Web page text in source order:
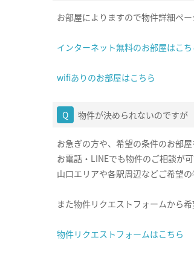
お部屋によりますので物件詳細ペー
インターネット無料のお部屋はこち
wifiありのお部屋はこちら
物件が決められないのですが
お急ぎの方や、希望の条件のお部
お電話・LINEでも物件のご相談が
山口エリアや各駅周辺などご希望の
また物件リクエストフォームから
物件リクエストフォームはこちら